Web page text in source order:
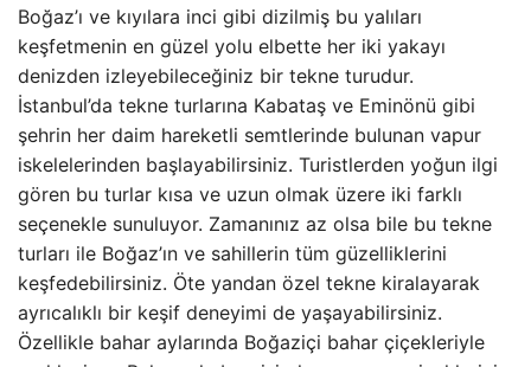
Boğaz’ı ve kıyılara inci gibi dizilmiş bu yalıları
keşfetmenin en güzel yolu elbette her iki yakayı
denizden izleyebileceğiniz bir tekne turudur.
İstanbul’da tekne turlarına Kabataş ve Eminönü gibi
şehrin her daim hareketli semtlerinde bulunan vapur
iskelelerinden başlayabilirsiniz. Turistlerden yoğun ilgi
gören bu turlar kısa ve uzun olmak üzere iki farklı
seçenekle sunuluyor. Zamanınız az olsa bile bu tekne
turları ile Boğaz’ın ve sahillerin tüm güzelliklerini
keşfedebilirsiniz. Öte yandan özel tekne kiralayarak
ayrıcalıklı bir keşif deneyimi de yaşayabilirsiniz.
Özellikle bahar aylarında Boğaziçi bahar çiçekleriyle